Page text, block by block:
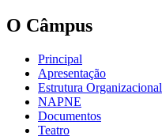
O Câmpus
Principal
Apresentação
Estrutura Organizacional
NAPNE
Documentos
Teatro